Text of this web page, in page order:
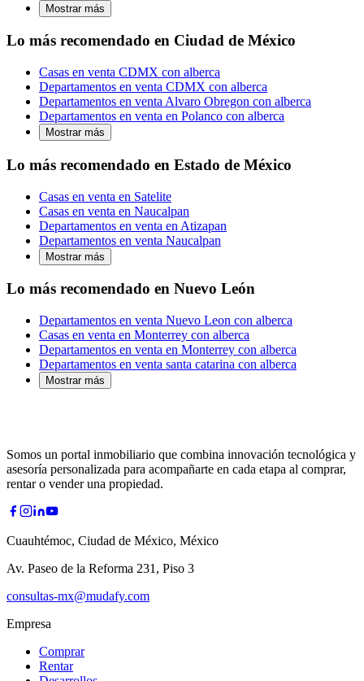
Mostrar más
Lo más recomendado en Ciudad de México
Casas en venta CDMX con alberca
Departamentos en venta CDMX con alberca
Departamentos en venta Alvaro Obregon con alberca
Departamentos en venta en Polanco con alberca
Mostrar más
Lo más recomendado en Estado de México
Casas en venta en Satelite
Casas en venta en Naucalpan
Departamentos en venta en Atizapan
Departamentos en venta Naucalpan
Mostrar más
Lo más recomendado en Nuevo León
Departamentos en venta Nuevo Leon con alberca
Casas en venta en Monterrey con alberca
Departamentos en venta en Monterrey con alberca
Departamentos en venta santa catarina con alberca
Mostrar más
Somos un portal inmobiliario que combina innovación tecnológica y
asesoría personalizada para acompañarte en cada etapa al comprar,
rentar o vender una propiedad.
Cuauhtémoc, Ciudad de México, México
Av. Paseo de la Reforma 231, Piso 3
consultas-mx@mudafy.com
Empresa
Comprar
Rentar